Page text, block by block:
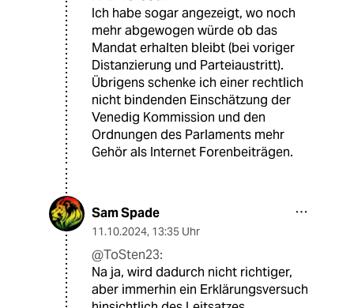
Ich habe sogar angezeigt, wo noch
mehr abgewogen würde ob das
Mandat erhalten bleibt (bei voriger
Distanzierung und Parteiaustritt).
Übrigens schenke ich einer rechtlich
nicht bindenden Einschätzung der
Venedig Kommission und den
Ordnungen des Parlaments mehr
Gehör als Internet Forenbeiträgen.
Sam Spade
11.10.2024, 13:35 Uhr
@ToSten23:
Na ja, wird dadurch nicht richtiger,
aber immerhin ein Erklärungsversuch